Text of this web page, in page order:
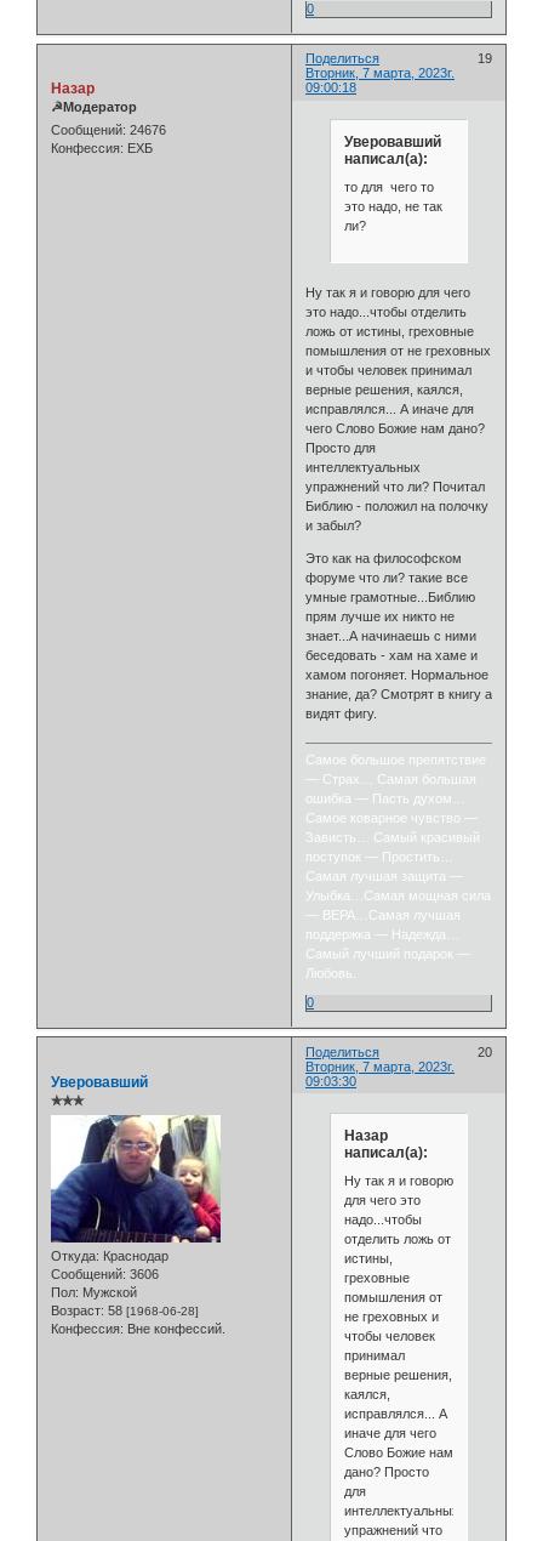
0
Поделиться
19
Вторник, 7 марта, 2023г.
09:00:18
Назар
☭Модератор
Сообщений: 24676
Конфессия: ЕХБ
Уверовавший
написал(а):
то для чего то
это надо, не так
ли?
Ну так я и говорю для чего
это надо...чтобы отделить
ложь от истины, греховные
помышления от не греховных
и чтобы человек принимал
верные решения, каялся,
исправлялся... А иначе для
чего Слово Божие нам дано?
Просто для
интеллектуальных
упражнений что ли? Почитал
Библию - положил на полочку
и забыл?
Это как на философском
форуме что ли? такие все
умные грамотные...Библию
прям лучше их никто не
знает...А начинаешь с ними
беседовать - хам на хаме и
хамом погоняет. Нормальное
знание, да? Смотрят в книгу а
видят фигу.
Самое большое препятствие
— Страх… Самая большая
ошибка — Пасть духом…
Самое коварное чувство —
Зависть… Самый красивый
поступок — Простить…
Самая лучшая защита —
Улыбка…Самая мощная сила
— ВЕРА…Самая лучшая
поддержка — Надежда…
Самый лучший подарок —
Любовь.
0
Поделиться
20
Вторник, 7 марта, 2023г.
09:03:30
Уверовавший
✯✯✯
Откуда: Краснодар
Сообщений: 3606
Пол: Мужской
Возраст: 58 [1968-06-28]
Конфессия: Вне конфессий.
Назар
написал(а):
Ну так я и говорю
для чего это
надо...чтобы
отделить ложь от
истины,
греховные
помышления от
не греховных и
чтобы человек
принимал
верные решения,
каялся,
исправлялся... А
иначе для чего
Слово Божие нам
дано? Просто
для
интеллектуальных
упражнений что